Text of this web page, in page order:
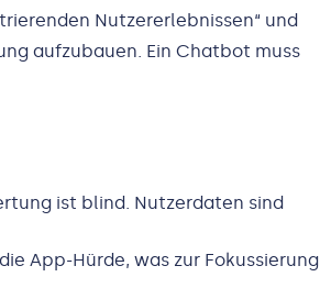
Nutzererlebnissen“ und
aufzubauen. Ein Chatbot muss
ist blind. Nutzerdaten sind
App-Hürde, was zur Fokussierung